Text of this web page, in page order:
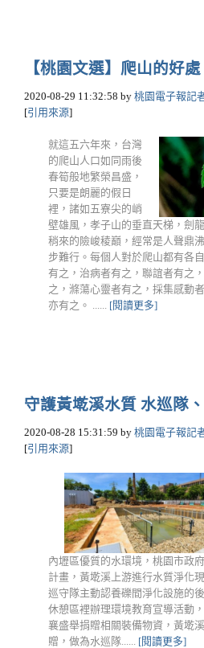
【桃園文選】爬山的好處
2020-08-29 11:32:58 by 桃園電子報記
[引用來源]
就這五六年來，台灣
的爬山人口如同雨後
春筍般地繁榮昌盛，
只要是朗麗的假日
裡，諸如五寮尖的峭
壁雄風，孝子山的垂直天梯，劍
稍來的險峻稜巔，經常是人聲鼎
步難行。每個人對於爬山都有各
有之，治病者有之，聯誼者有之
之，滌蕩心靈者有之，採集感動
亦有之。 ...... [閱讀更多]
守護黃墘溪水質 水巡隊
2020-08-28 15:31:59 by 桃園電子報記
[引用來源]
內壢區優質的水環境，桃園市政
計畫，黃墘溪上游進行水質淨化
巡守隊主動認養礫間淨化設施的
休憩區裡辦理環境教育宣導活動
襄盛舉捐贈相關裝備物資，黃墘
贈，做為水巡隊...... [閱讀更多]